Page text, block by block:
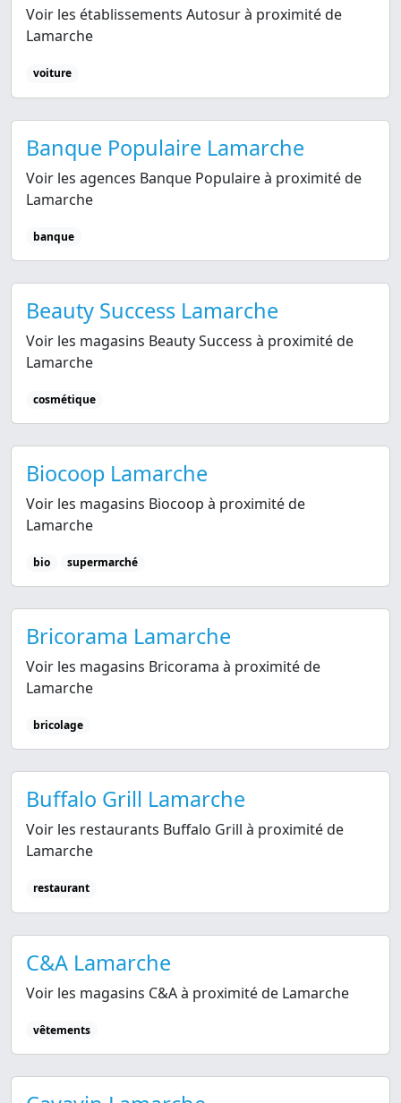
Voir les établissements Autosur à proximité de
Lamarche
voiture
Banque Populaire Lamarche
Voir les agences Banque Populaire à proximité de
Lamarche
banque
Beauty Success Lamarche
Voir les magasins Beauty Success à proximité de
Lamarche
cosmétique
Biocoop Lamarche
Voir les magasins Biocoop à proximité de
Lamarche
bio supermarché
Bricorama Lamarche
Voir les magasins Bricorama à proximité de
Lamarche
bricolage
Buffalo Grill Lamarche
Voir les restaurants Buffalo Grill à proximité de
Lamarche
restaurant
C&A Lamarche
Voir les magasins C&A à proximité de Lamarche
vêtements